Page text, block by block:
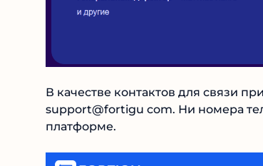
В качестве контактов для связи
support@fortigu com. Ни номера
платформе.